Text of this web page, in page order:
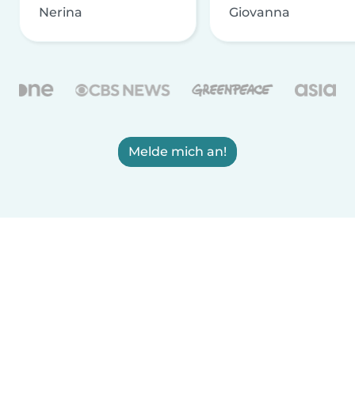
Nerina Giovanna
Melde mich an!